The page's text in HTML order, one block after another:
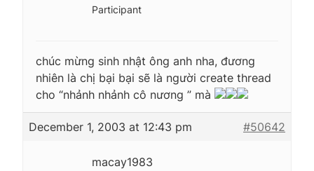
Participant
chúc mừng sinh nhật ông anh nha, đương
nhiên là chị bại bại sẽ là người create thread
cho “nhảnh nhảnh cô nương ” mà
December 1, 2003 at 12:43 pm #50642
macay1983